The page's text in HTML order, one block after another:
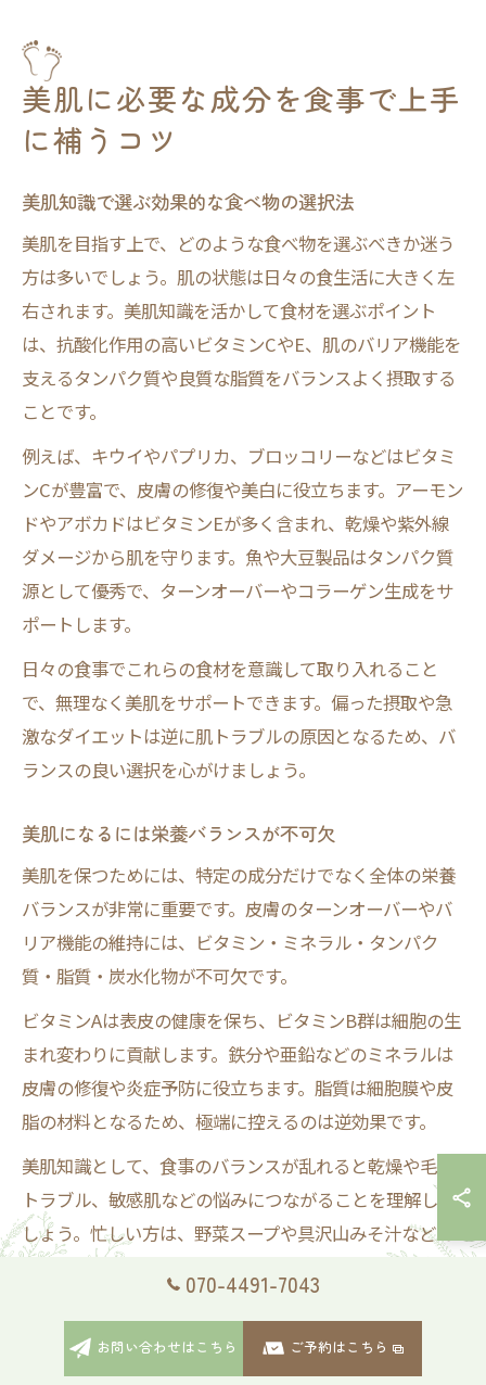
美肌に必要な成分を食事で上手
に補うコツ
美肌知識で選ぶ効果的な食べ物の選択法
美肌を目指す上で、どのような食べ物を選ぶべきか迷う
方は多いでしょう。肌の状態は日々の食生活に大きく左
右されます。美肌知識を活かして食材を選ぶポイント
は、抗酸化作用の高いビタミンCやE、肌のバリア機能を
支えるタンパク質や良質な脂質をバランスよく摂取する
ことです。
例えば、キウイやパプリカ、ブロッコリーなどはビタミ
ンCが豊富で、皮膚の修復や美白に役立ちます。アーモン
ドやアボカドはビタミンEが多く含まれ、乾燥や紫外線
ダメージから肌を守ります。魚や大豆製品はタンパク質
源として優秀で、ターンオーバーやコラーゲン生成をサ
ポートします。
日々の食事でこれらの食材を意識して取り入れること
で、無理なく美肌をサポートできます。偏った摂取や急
激なダイエットは逆に肌トラブルの原因となるため、バ
ランスの良い選択を心がけましょう。
美肌になるには栄養バランスが不可欠
美肌を保つためには、特定の成分だけでなく全体の栄養
バランスが非常に重要です。皮膚のターンオーバーやバ
リア機能の維持には、ビタミン・ミネラル・タンパク
質・脂質・炭水化物が不可欠です。
ビタミンAは表皮の健康を保ち、ビタミンB群は細胞の生
まれ変わりに貢献します。鉄分や亜鉛などのミネラルは
皮膚の修復や炎症予防に役立ちます。脂質は細胞膜や皮
脂の材料となるため、極端に控えるのは逆効果です。
美肌知識として、食事のバランスが乱れると乾燥や毛穴
トラブル、敏感肌などの悩みにつながることを理解しま
しょう。忙しい方は、野菜スープや具沢山みそ汁などで
お金をかけずに美肌成分を摂るアイデア
美肌のために高価なサプリや特別な食品を揃える必要は
070-4491-7043
お問い合わせはこちら ご予約はこちら